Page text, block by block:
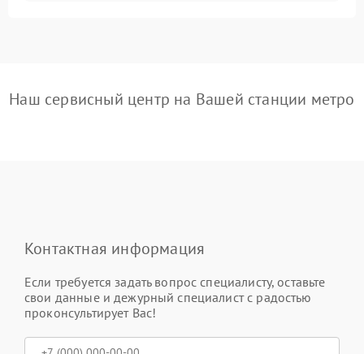
Наш сервисный центр на Вашей станции метро
Контактная информация
Если требуется задать вопрос специалисту, оставьте
свои данные и дежурный специалист с радостью
проконсультирует Вас!